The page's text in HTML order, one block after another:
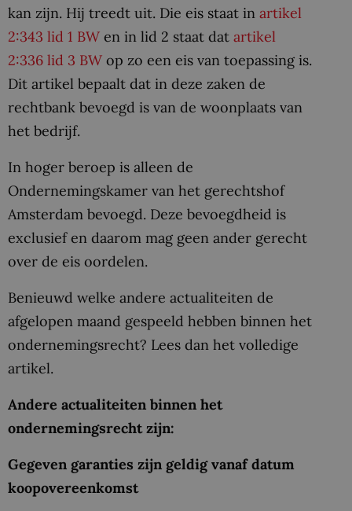
kan zijn. Hij treedt uit. Die eis staat in artikel
2:343 lid 1 BW en in lid 2 staat dat artikel
2:336 lid 3 BW op zo een eis van toepassing is.
Dit artikel bepaalt dat in deze zaken de
rechtbank bevoegd is van de woonplaats van
het bedrijf.
In hoger beroep is alleen de
Ondernemingskamer van het gerechtshof
Amsterdam bevoegd. Deze bevoegdheid is
exclusief en daarom mag geen ander gerecht
over de eis oordelen.
Benieuwd welke andere actualiteiten de
afgelopen maand gespeeld hebben binnen het
ondernemingsrecht? Lees dan het volledige
artikel.
Andere actualiteiten binnen het
ondernemingsrecht zijn:
Gegeven garanties zijn geldig vanaf datum
koopovereenkomst